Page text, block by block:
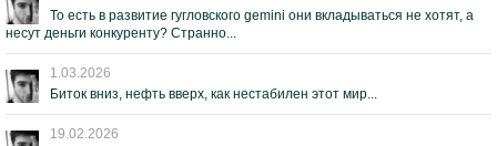
То есть в развитие гугловского gemini они вкладываться не хотят, а
несут деньги конкуренту? Странно...
1.03.2026
Биток вниз, нефть вверх, как нестабилен этот мир...
19.02.2026